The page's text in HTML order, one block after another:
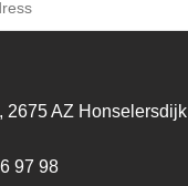
2675 AZ Honselersdijk
97 98